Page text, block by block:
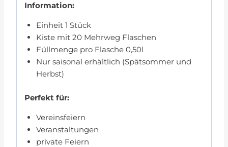
Information:
Einheit 1 Stück
Kiste mit 20 Mehrweg Flaschen
Füllmenge pro Flasche 0,50l
Nur saisonal erhältlich (Spätsommer und
Herbst)
Perfekt für:
Vereinsfeiern
Veranstaltungen
private Feiern